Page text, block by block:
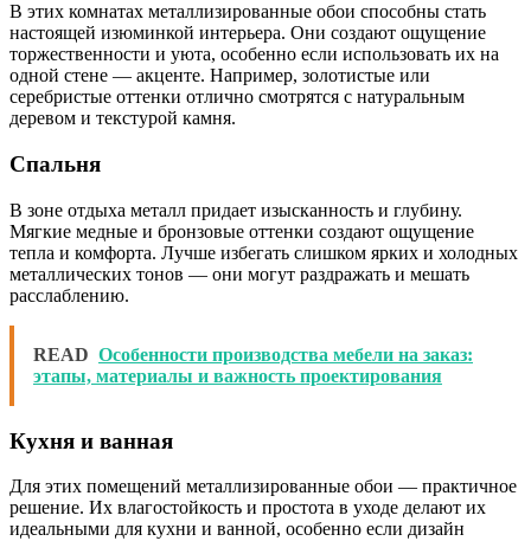
В этих комнатах металлизированные обои способны стать
настоящей изюминкой интерьера. Они создают ощущение
торжественности и уюта, особенно если использовать их на
одной стене — акценте. Например, золотистые или
серебристые оттенки отлично смотрятся с натуральным
деревом и текстурой камня.
Спальня
В зоне отдыха металл придает изысканность и глубину.
Мягкие медные и бронзовые оттенки создают ощущение
тепла и комфорта. Лучше избегать слишком ярких и холодных
металлических тонов — они могут раздражать и мешать
расслаблению.
READ Особенности производства мебели на заказ:
этапы, материалы и важность проектирования
Кухня и ванная
Для этих помещений металлизированные обои — практичное
решение. Их влагостойкость и простота в уходе делают их
идеальными для кухни и ванной, особенно если дизайн